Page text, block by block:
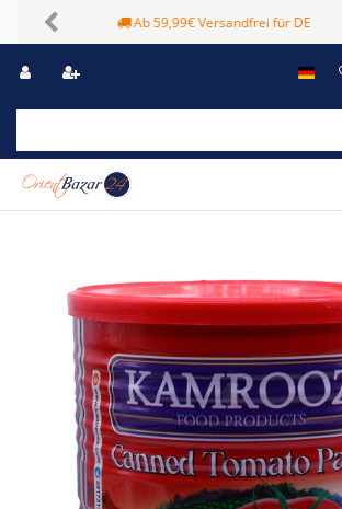
Sichere Zahlungsmöglichkeiten
Previous